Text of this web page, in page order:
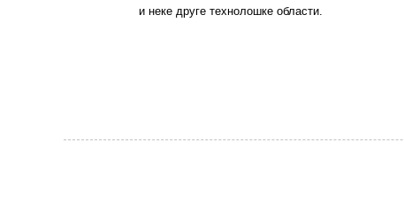
и неке друге технолошке области.